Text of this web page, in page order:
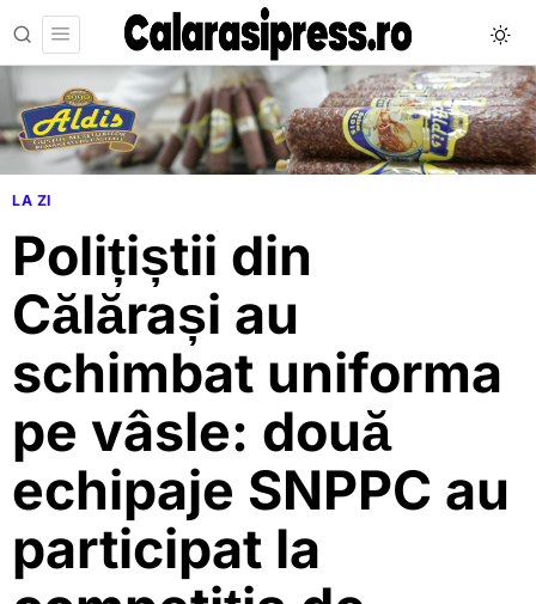
LA ZI
Polițiștii din
Călărași au
schimbat uniforma
pe vâsle: două
echipaje SNPPC au
participat la